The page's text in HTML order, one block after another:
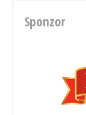
Sponzor